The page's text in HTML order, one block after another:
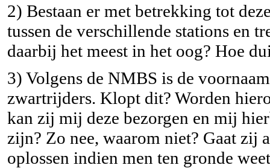
2) Bestaan er met betrekking tot
tussen de verschillende stations en
daarbij het meest in het oog? Hoe
3) Volgens de NMBS is de
zwartrijders. Klopt dit? Worden
kan zij mij deze bezorgen en mij
zijn? Zo nee, waarom niet? Gaat zij
oplossen indien men ten gronde